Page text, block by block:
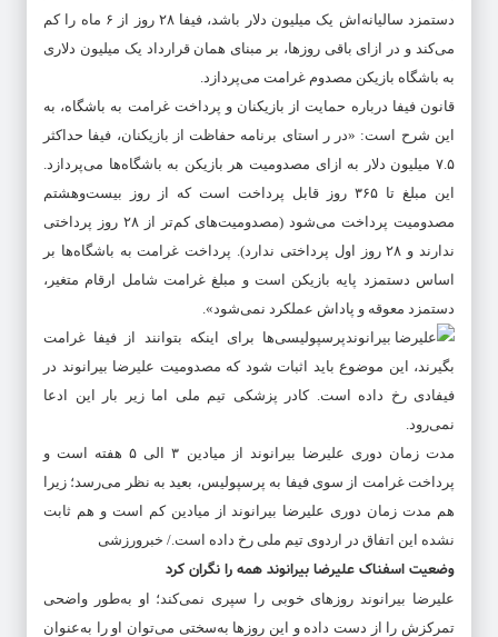
دستمزد سالیانه‌اش یک میلیون دلار باشد، فیفا ۲۸ روز از ۶ ماه را کم
می‌کند و در ازای باقی روزها، بر مبنای همان قرارداد یک میلیون دلاری
به باشگاه بازیکن مصدوم غرامت می‌پردازد.
قانون فیفا درباره حمایت از بازیکنان و پرداخت غرامت به باشگاه، به
این شرح است: «در ر استای برنامه حفاظت از بازیکنان، فیفا حداکثر
۷.۵ میلیون دلار به ازای مصدومیت هر بازیکن به باشگاه‌ها می‌پردازد.
این مبلغ تا ۳۶۵ روز قابل پرداخت است که از روز بیست‌وهشتم
مصدومیت پرداخت می‌شود (مصدومیت‌های کم‌تر از ۲۸ روز پرداختی
ندارند و ۲۸ روز اول پرداختی ندارد). پرداخت غرامت به باشگاه‌ها بر
اساس دستمزد پایه بازیکن است و مبلغ غرامت شامل ارقام متغیر،
دستمزد معوقه و پاداش عملکرد نمی‌شود».
پرسپولیسی‌ها برای اینکه بتوانند از فیفا غرامت
بگیرند، این موضوع باید اثبات شود که مصدومیت علیرضا بیرانوند در
فیفادی رخ داده است. کادر پزشکی تیم ملی اما زیر بار این ادعا
نمی‌رود.
مدت زمان دوری علیرضا بیرانوند از میادین ۳ الی ۵ هفته است و
پرداخت غرامت از سوی فیفا به پرسپولیس، بعید به نظر می‌رسد؛ زیرا
هم مدت زمان دوری علیرضا بیرانوند از میادین کم است و هم ثابت
نشده این اتفاق در اردوی تیم ملی رخ داده است./ خبرورزشی
وضعیت اسفناک علیرضا بیرانوند همه را نگران کرد
علیرضا بیرانوند روز‌های خوبی را سپری نمی‌کند؛ او به‌طور واضحی
تمرکزش را از دست داده و این روز‌ها به‌سختی می‌توان او را به‌عنوان